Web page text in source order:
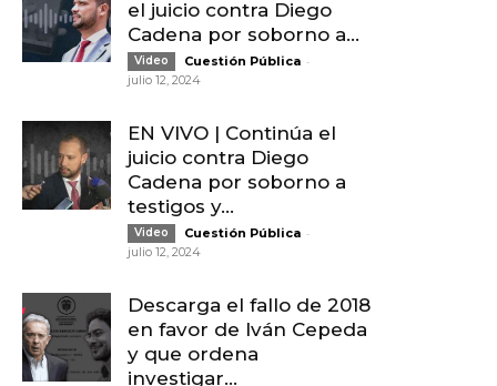
el juicio contra Diego
Cadena por soborno a...
Video Cuestión Pública -
julio 12, 2024
EN VIVO | Continúa el
juicio contra Diego
Cadena por soborno a
testigos y...
Video Cuestión Pública -
julio 12, 2024
Descarga el fallo de 2018
en favor de Iván Cepeda
y que ordena
investigar...